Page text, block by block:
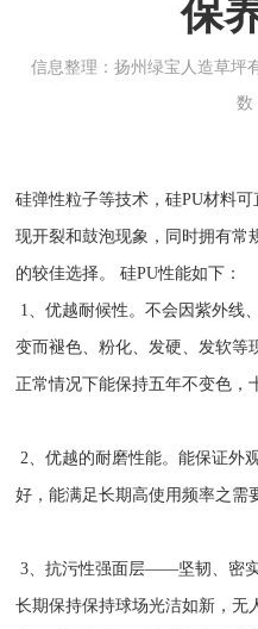
保
信息整理：扬州绿宝人造草坪
数
硅弹性粒子等技术，硅PU材料
现开裂和鼓泡现象，同时拥有常
的较佳选择。 硅PU性能如下：
1、优越耐候性。不会因紫外线
变而褪色、粉化、发硬、发软等
正常情况下能保持五年不变色，
2、优越的耐磨性能。能保证外
好，能满足长期高使用频率之需
3、抗污性强面层——坚韧、密
长期保持保持球场光洁如新，无